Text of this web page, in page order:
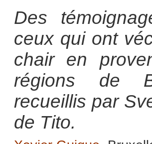
Des
ceux qui ont
chair en
régions de
recueillis par
de Tito.